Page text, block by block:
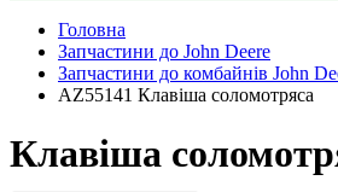
Головна
Запчастини до John Deere
Запчастини до комбайнів John
AZ55141 Клавіша соломотряса
Клавіша